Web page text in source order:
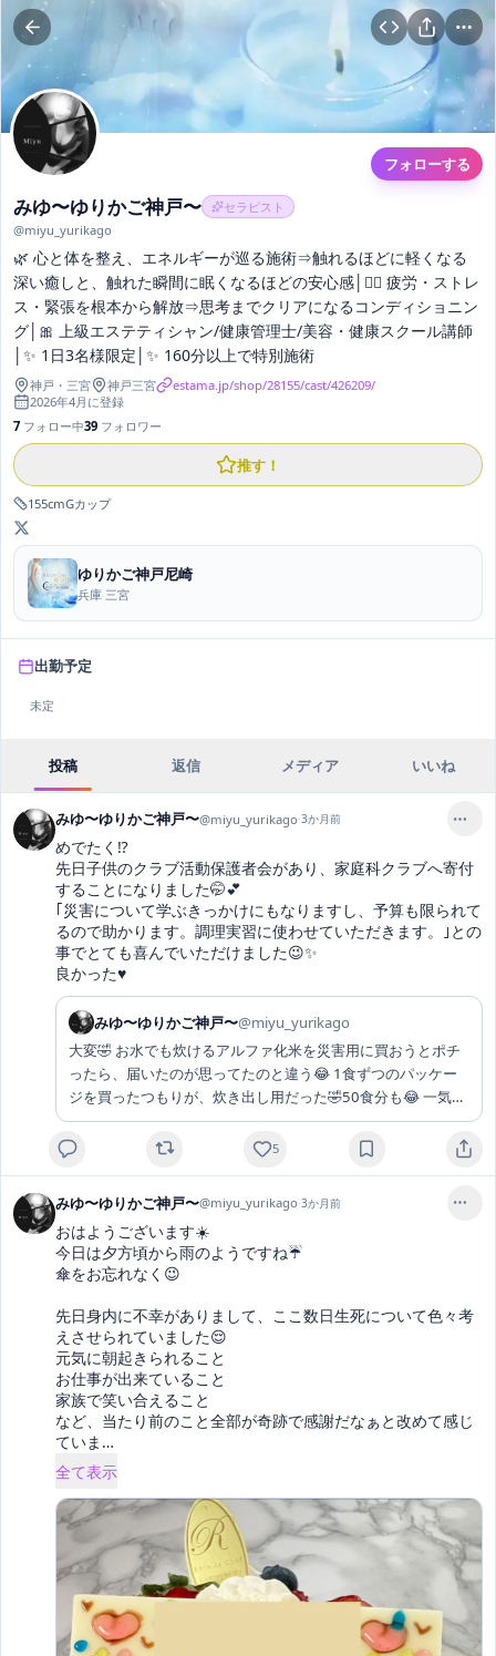
フォローする
みゆ〜ゆりかご神戸〜
セラピスト
@miyu_yurikago
🌿 心と体を整え、エネルギーが巡る施術⇒触れるほどに軽くなる
深い癒しと、触れた瞬間に眠くなるほどの安心感│💆‍♂️ 疲労・ストレ
ス・緊張を根本から解放⇒思考までクリアになるコンディショニン
グ│🎀 上級エステティシャン/健康管理士/美容・健康スクール講師
│✨ 1日3名様限定│✨ 160分以上で特別施術
神戸 ・ 三宮 神戸三宮
estama.jp/shop/28155/cast/426209/
2026年4月 に登録
7 フォロー中39 フォロワー
推す！
155cmGカップ
ゆりかご神戸尼崎
兵庫 三宮
出勤予定
未定
投稿 返信 メディア いいね
みゆ〜ゆりかご神戸〜@miyu_yurikago·3か月前
めでたく⁉️
先日子供のクラブ活動保護者会があり、家庭科クラブへ寄付
することになりました🤭💕
｢災害について学ぶきっかけにもなりますし、予算も限られて
るので助かります。調理実習に使わせていただきます。｣との
事でとても喜んでいただけました😉✨
良かった♥️
みゆ〜ゆりかご神戸〜@miyu_yurikago
大変🤣 お水でも炊けるアルファ化米を災害用に買おうとポチ
ったら、届いたのが思ってたのと違う😂 1食ずつのパッケー
ジを買ったつもりが、炊き出し用だった🤣50食分も😂 一気に
作って冷凍するしか方法が浮かびません😝 炊き出しするしか
ないのか…😂 他に何かいい方法あるかなぁ？🤔 教訓:説明文は
5
みゆ〜ゆりかご神戸〜@miyu_yurikago·3か月前
おはようございます☀️
今日は夕方頃から雨のようですね☔️
傘をお忘れなく😉
先日身内に不幸がありまして、ここ数日生死について色々考
えさせられていました😌
元気に朝起きられること
お仕事が出来ていること
家族で笑い合えること
など、当たり前のこと全部が奇跡で感謝だなぁと改めて感じ
ていま …
全て表示